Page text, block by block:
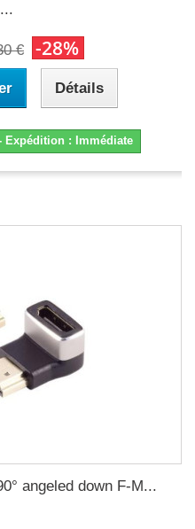
€ -28%
Détails
Expédition : Immédiate
angeled down F-M...